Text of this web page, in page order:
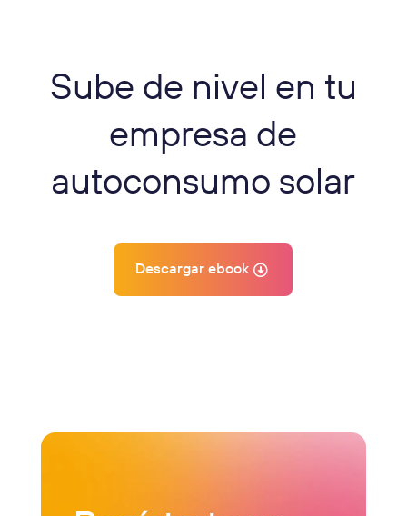
Sube de nivel en tu
empresa de
autoconsumo solar
Descargar ebook